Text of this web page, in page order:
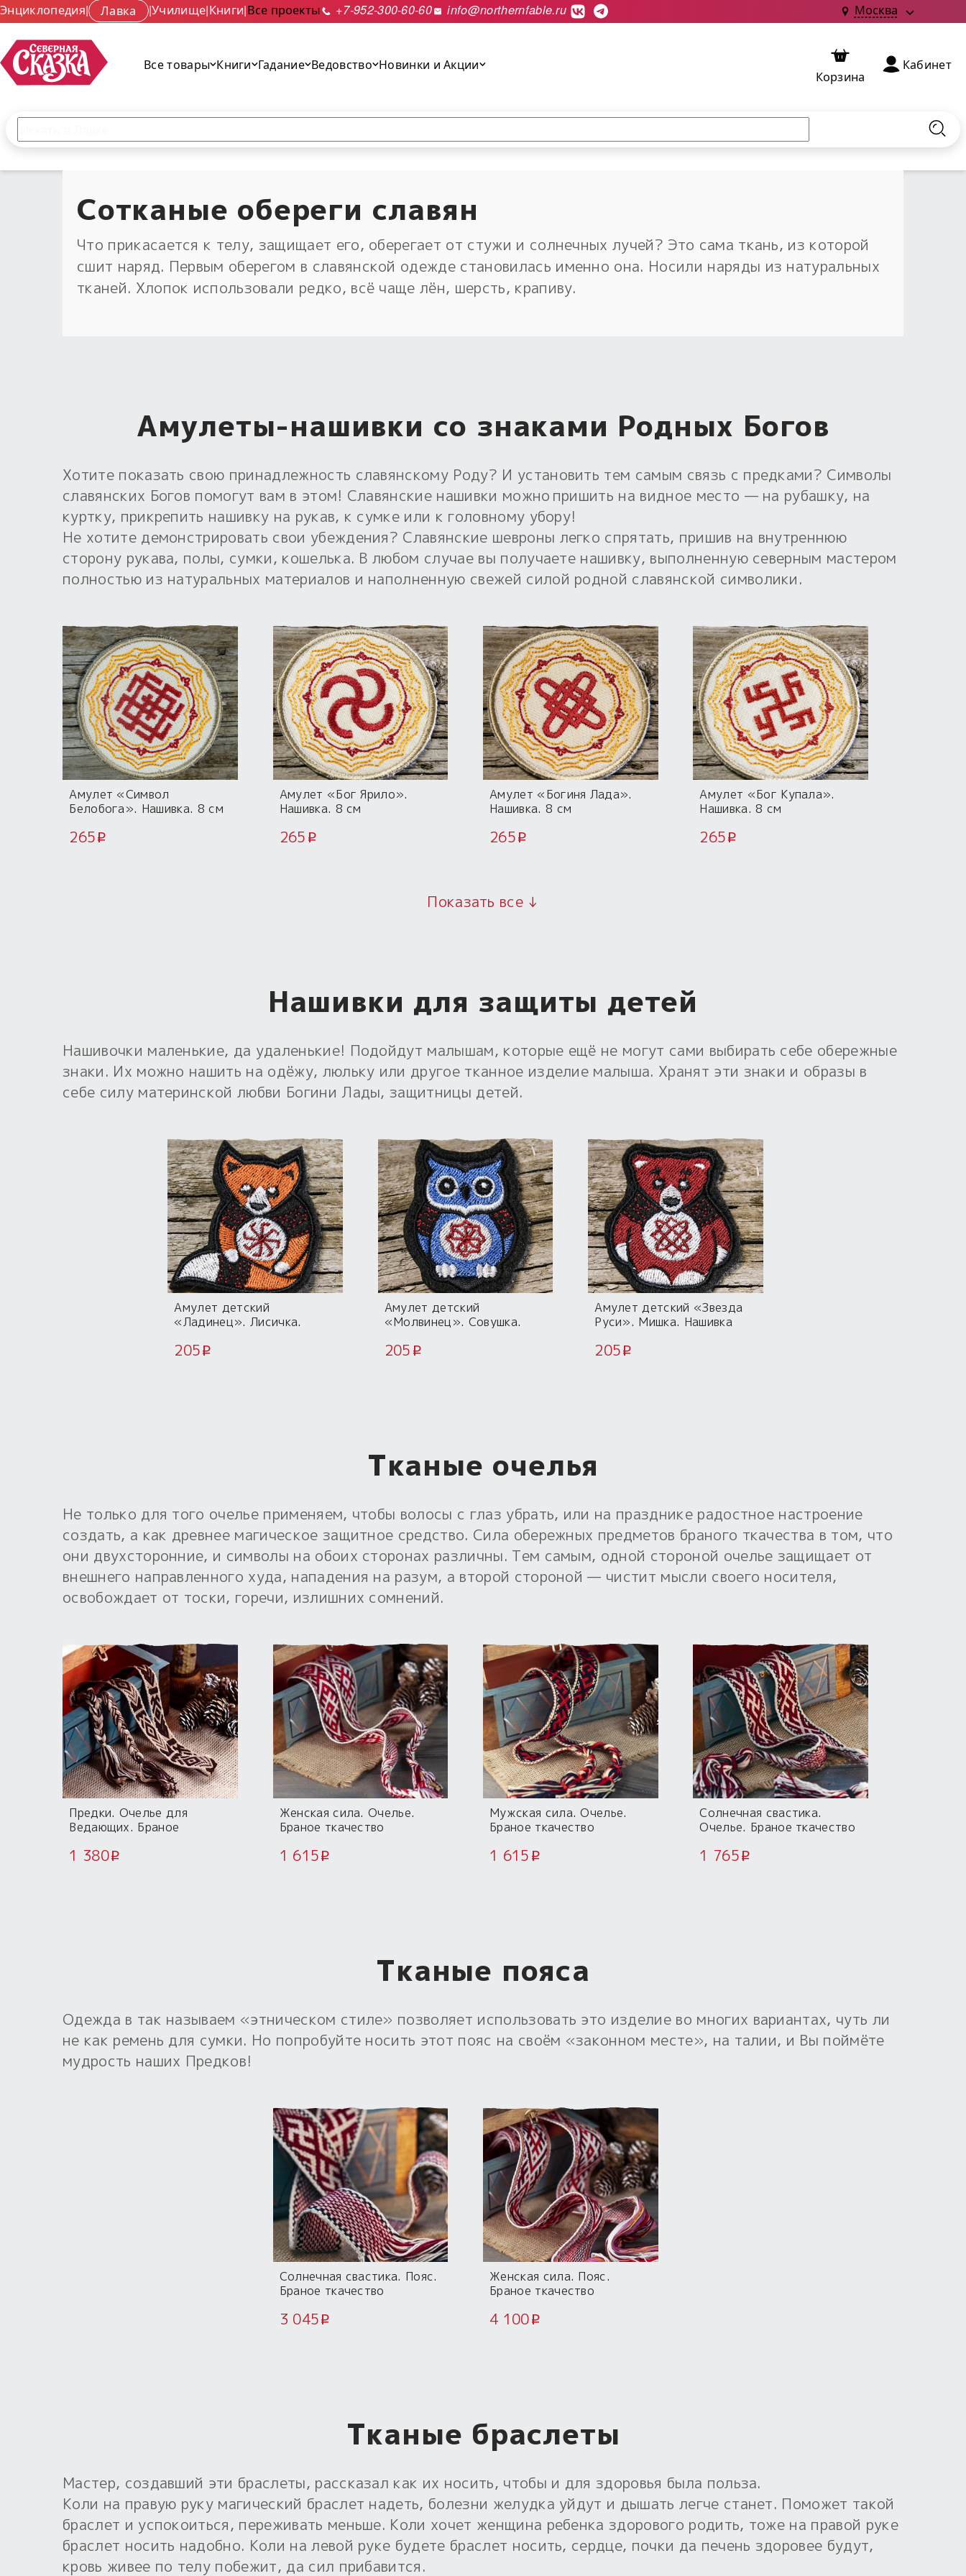
Энциклопедия| Лавка |Училище|Книги|Все проекты +7-952-300-60-60 info@northernfable.ru Москва
Все товары Книги Гадание Ведовство Новинки и Акции
Корзина
Кабинет
Сотканые обереги славян
Что прикасается к телу, защищает его, оберегает от стужи и солнечных лучей? Это сама ткань, из которой
сшит наряд. Первым оберегом в славянской одежде становилась именно она. Носили наряды из натуральных
тканей. Хлопок использовали редко, всё чаще лён, шерсть, крапиву.
Амулеты-нашивки со знаками Родных Богов
Хотите показать свою принадлежность славянскому Роду? И установить тем самым связь с предками? Символы
славянских Богов помогут вам в этом! Славянские нашивки можно пришить на видное место — на рубашку, на
куртку, прикрепить нашивку на рукав, к сумке или к головному убору!
Не хотите демонстрировать свои убеждения? Славянские шевроны легко спрятать, пришив на внутреннюю
сторону рукава, полы, сумки, кошелька. В любом случае вы получаете нашивку, выполненную северным мастером
полностью из натуральных материалов и наполненную свежей силой родной славянской символики.
Амулет «Символ
Белобога». Нашивка. 8 см
265 i
Амулет «Бог Ярило».
Нашивка. 8 см
265 i
Амулет «Богиня Лада».
Нашивка. 8 см
265 i
Амулет «Бог Купала».
Нашивка. 8 см
265 i
Показать все ↓
Нашивки для защиты детей
Нашивочки маленькие, да удаленькие! Подойдут малышам, которые ещё не могут сами выбирать себе обережные
знаки. Их можно нашить на одёжу, люльку или другое тканное изделие малыша. Хранят эти знаки и образы в
себе силу материнской любви Богини Лады, защитницы детей.
Амулет детский
«Ладинец». Лисичка.
205 i
Амулет детский
«Молвинец». Совушка.
205 i
Амулет детский «Звезда
Руси». Мишка. Нашивка
205 i
Тканые очелья
Не только для того очелье применяем, чтобы волосы с глаз убрать, или на празднике радостное настроение
создать, а как древнее магическое защитное средство. Сила обережных предметов браного ткачества в том, что
они двухсторонние, и символы на обоих сторонах различны. Тем самым, одной стороной очелье защищает от
внешнего направленного худа, нападения на разум, а второй стороной — чистит мысли своего носителя,
освобождает от тоски, горечи, излишних сомнений.
Предки. Очелье для
Ведающих. Браное
1 380i
Женская сила. Очелье.
Браное ткачество
1 615 i
Мужская сила. Очелье.
Браное ткачество
1 615 i
Солнечная свастика.
Очелье. Браное ткачество
1 765 i
Тканые пояса
Одежда в так называем «этническом стиле» позволяет использовать это изделие во многих вариантах, чуть ли
не как ремень для сумки. Но попробуйте носить этот пояс на своём «законном месте», на талии, и Вы поймёте
мудрость наших Предков!
Солнечная свастика. Пояс.
Браное ткачество
3 045 i
Женская сила. Пояс.
Браное ткачество
4 100 i
Тканые браслеты
Мастер, создавший эти браслеты, рассказал как их носить, чтобы и для здоровья была польза.
Коли на правую руку магический браслет надеть, болезни желудка уйдут и дышать легче станет. Поможет такой
браслет и успокоиться, переживать меньше. Коли хочет женщина ребенка здорового родить, тоже на правой руке
браслет носить надобно. Коли на левой руке будете браслет носить, сердце, почки да печень здоровее будут,
кровь живее по телу побежит, да сил прибавится.